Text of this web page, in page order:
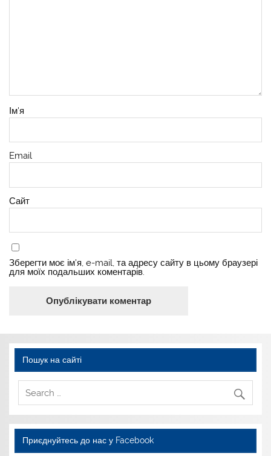
Ім'я
Email
Сайт
Зберегти моє ім'я, e-mail, та адресу сайту в цьому браузері
для моїх подальших коментарів.
Пошук на сайті
Приєднуйтесь до нас у Facebook